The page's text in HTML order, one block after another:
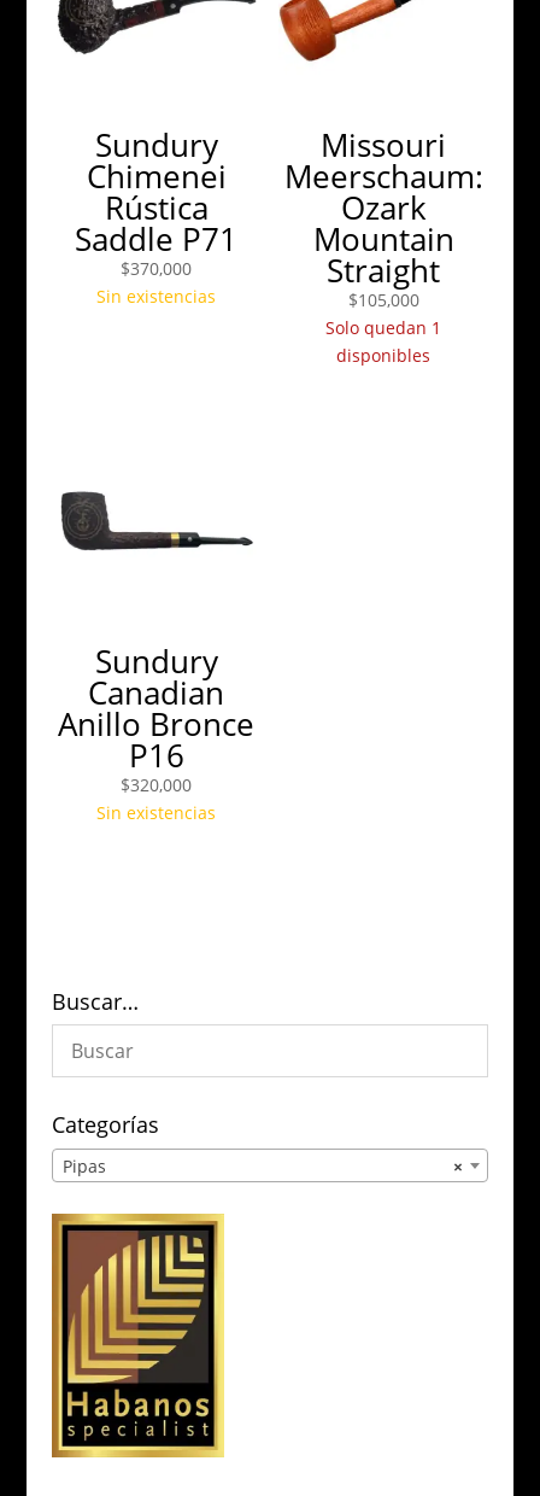
Sundury
Chimenei
Rústica
Saddle P71
$370,000
Sin existencias
Missouri
Meerschaum:
Ozark
Mountain
Straight
$105,000
Solo quedan 1
disponibles
Sundury
Canadian
Anillo Bronce
P16
$320,000
Sin existencias
Buscar…
Categorías
×
Pipas